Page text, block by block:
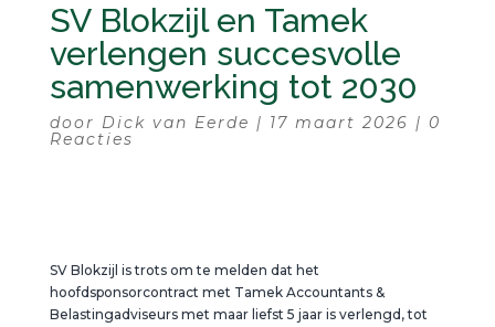
SV Blokzijl en Tamek
verlengen succesvolle
samenwerking tot 2030
door Dick van Eerde | 17 maart 2026 | 0
Reacties
SV Blokzijl is trots om te melden dat het
hoofdsponsorcontract met Tamek Accountants &
Belastingadviseurs met maar liefst 5 jaar is verlengd, tot